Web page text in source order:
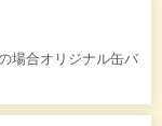
場合オリジナル缶バ